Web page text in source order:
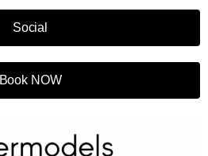
Social
Book NOW